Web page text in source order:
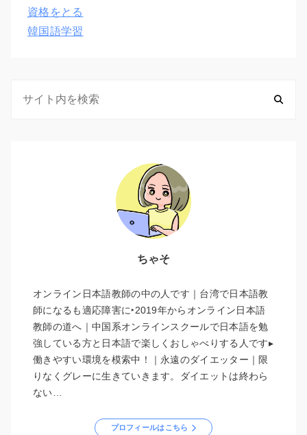
資格をとる
韓国語学習
ちゃそ
オンライン日本語教師の中の人です｜台湾で日本語教
師になるも適応障害に‣2019年からオンライン日本語
教師の道へ｜中国系オンラインスクールで日本語を勉
強している方と日本語で楽しくおしゃべりする人です▸
働きやすい環境を模索中！｜永遠のダイエッター｜限
りなくグレーに生きていきます。ダイエットは終わら
ない…
プロフィールはこちら